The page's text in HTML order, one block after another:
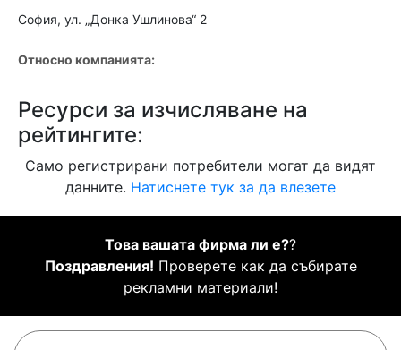
София, ул. „Донка Ушлинова“ 2
Относно компанията:
Ресурси за изчисляване на
рейтингите:
Само регистрирани потребители могат да видят
данните. Натиснете тук за да влезете
Това вашата фирма ли е??
Поздравления! Проверете как да събирате
рекламни материали!